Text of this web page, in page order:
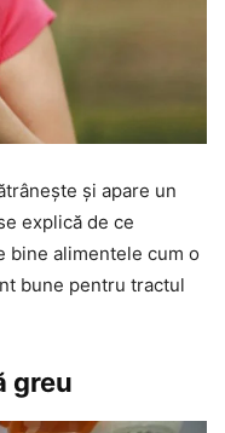
și apare un
explică de ce
bine alimentele cum o
bune pentru tractul
greu